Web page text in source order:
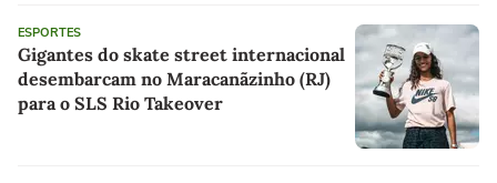
ESPORTES
Gigantes do skate street internacional
desembarcam no Maracanãzinho (RJ)
para o SLS Rio Takeover